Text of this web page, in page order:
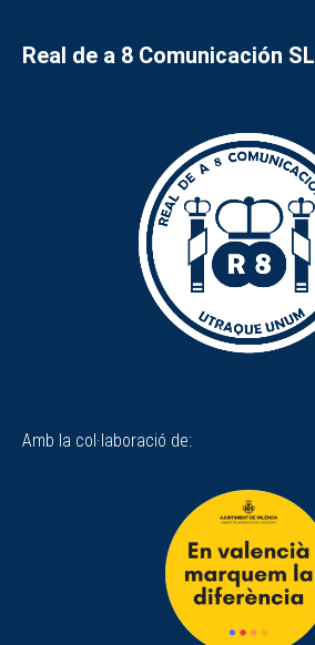
Real de a 8 Comunicación SL
Amb la col·laboració de: